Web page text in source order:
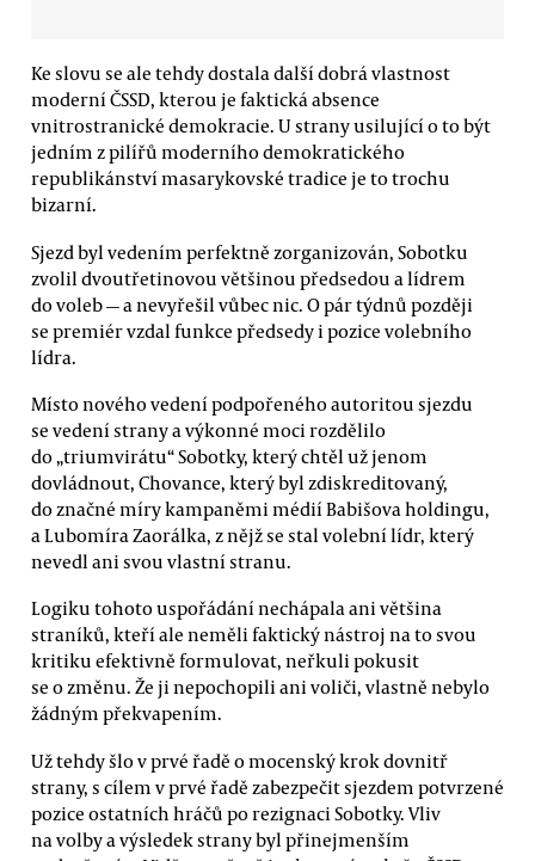
Ke slovu se ale tehdy dostala další dobrá vlastnost
moderní ČSSD, kterou je faktická absence
vnitrostranické demokracie. U strany usilující o to být
jedním z pilířů moderního demokratického
republikánství masarykovské tradice je to trochu
bizarní.
Sjezd byl vedením perfektně zorganizován, Sobotku
zvolil dvoutřetinovou většinou předsedou a lídrem
do voleb — a nevyřešil vůbec nic. O pár týdnů později
se premiér vzdal funkce předsedy i pozice volebního
lídra.
Místo nového vedení podpořeného autoritou sjezdu
se vedení strany a výkonné moci rozdělilo
do „triumvirátu“ Sobotky, který chtěl už jenom
dovládnout, Chovance, který byl zdiskreditovaný,
do značné míry kampaněmi médií Babišova holdingu,
a Lubomíra Zaorálka, z nějž se stal volební lídr, který
nevedl ani svou vlastní stranu.
Logiku tohoto uspořádání nechápala ani většina
straníků, kteří ale neměli faktický nástroj na to svou
kritiku efektivně formulovat, neřkuli pokusit
se o změnu. Že ji nepochopili ani voliči, vlastně nebylo
žádným překvapením.
Už tehdy šlo v prvé řadě o mocenský krok dovnitř
strany, s cílem v prvé řadě zabezpečit sjezdem potvrzené
pozice ostatních hráčů po rezignaci Sobotky. Vliv
na volby a výsledek strany byl přinejmenším